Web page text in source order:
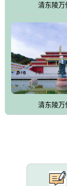
万佛园工程一期占
用全仿古式建筑，
区建设中寻求陵园
的地形优势，打造
合服务设施，服务
托、相互促进，园
设计建造各种墓地
能适应不同消费阶
清东陵万
清东陵万